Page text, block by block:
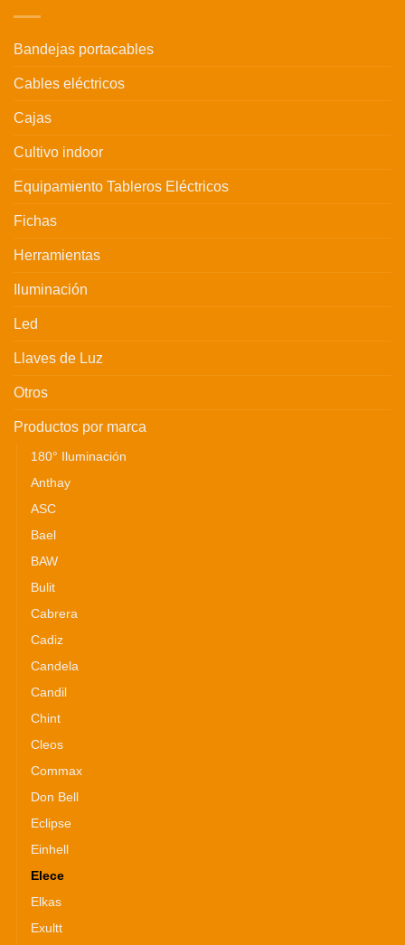
Bandejas portacables
Cables eléctricos
Cajas
Cultivo indoor
Equipamiento Tableros Eléctricos
Fichas
Herramientas
Iluminación
Led
Llaves de Luz
Otros
Productos por marca
180° Iluminación
Anthay
ASC
Bael
BAW
Bulit
Cabrera
Cadiz
Candela
Candil
Chint
Cleos
Commax
Don Bell
Eclipse
Einhell
Elece
Elkas
Exultt